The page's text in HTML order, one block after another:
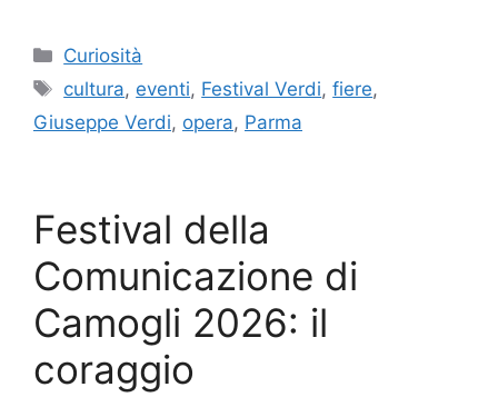
Categorie
Curiosità
Tag
cultura, eventi, Festival Verdi,fiere,
Giuseppe Verdi, opera, Parma
Festival della
Comunicazione di
Camogli 2026: il
coraggio